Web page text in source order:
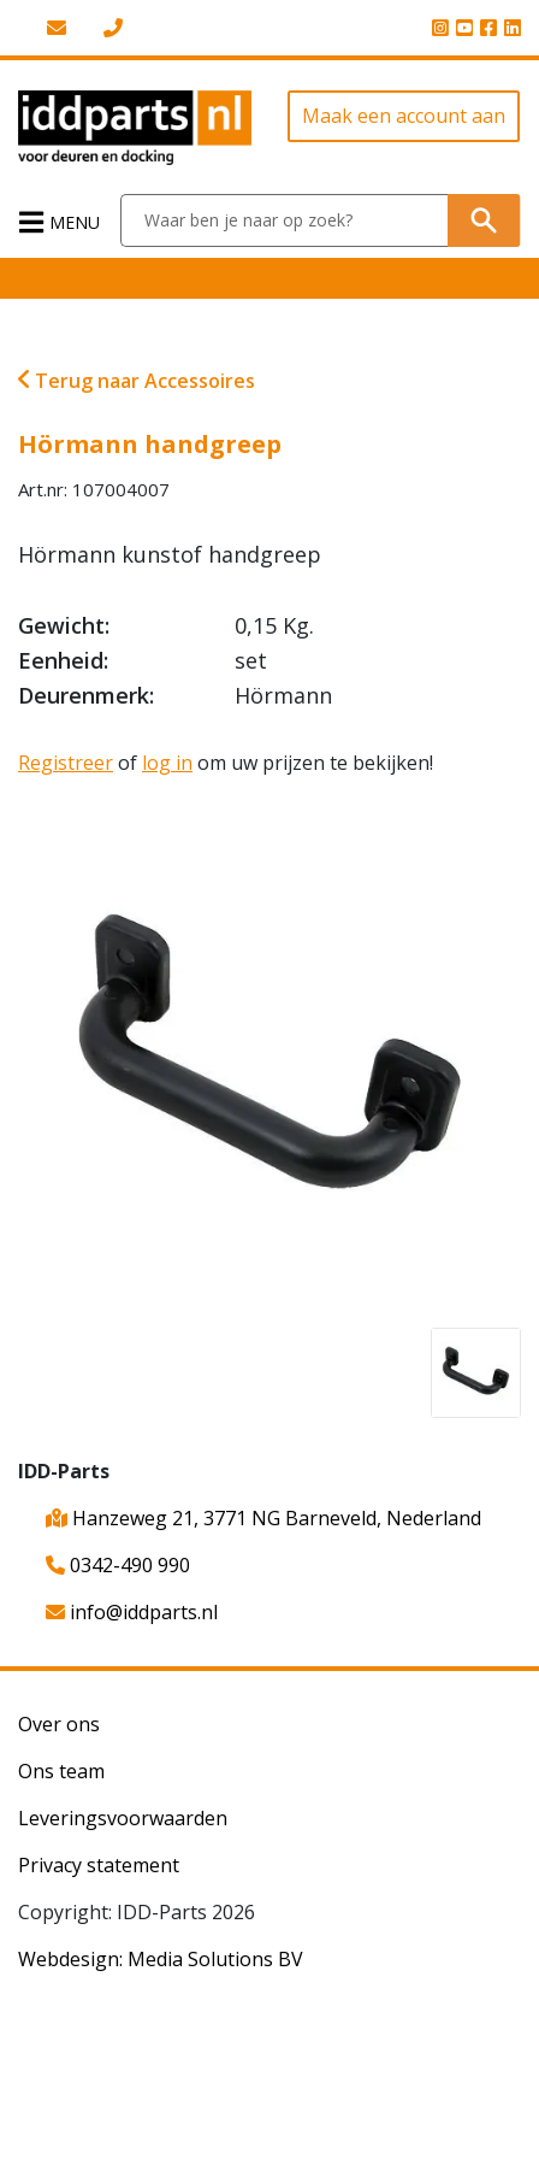
Maak een account aan
MENU
Terug naar Accessoires
Hörmann handgreep
Art.nr: 107004007
Hörmann kunstof handgreep
Gewicht:
0,15 Kg.
Eenheid:
set
Deurenmerk:
Hörmann
Registreerof log in om uw prijzen te bekijken!
IDD-Parts
Hanzeweg 21, 3771 NG Barneveld, Nederland
0342-490 990
info@iddparts.nl
Over ons
Ons team
Leveringsvoorwaarden
Privacy statement
Copyright: IDD-Parts 2026
Webdesign: Media Solutions BV